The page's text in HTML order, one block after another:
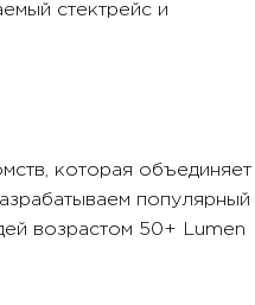
стектрейс и
которая объединяет
популярный
возрастом 50+ Lumen